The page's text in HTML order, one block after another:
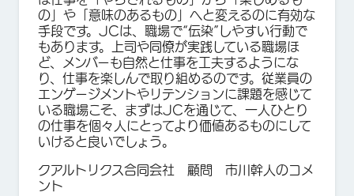
の」や「意味のあるもの」へと変えるのに有効な
手段です。JCは、職場で“伝染”しやすい行動で
もあります。上司や同僚が実践している職場ほ
ど、メンバーも自然と仕事を工夫するようにな
り、仕事を楽しんで取り組めるのです。従業員の
エンゲージメントやリテンションに課題を感じて
いる職場こそ、まずはJCを通じて、一人ひとり
の仕事を個々人にとってより価値あるものにして
いけると良いでしょう。
クアルトリクス合同会社 顧問 市川幹人のコメ
ント